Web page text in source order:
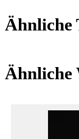
Ähnliche
Ähnliche